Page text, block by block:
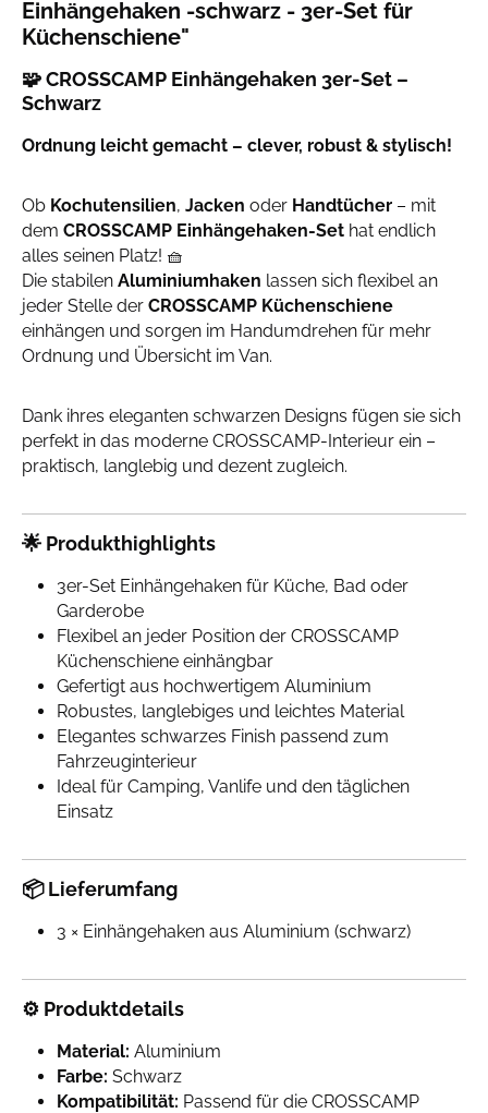
Einhängehaken -schwarz - 3er-Set für
Küchenschiene"
🧩 CROSSCAMP Einhängehaken 3er-Set –
Schwarz
Ordnung leicht gemacht – clever, robust & stylisch!
Ob Kochutensilien, Jacken oder Handtücher – mit
dem CROSSCAMP Einhängehaken-Set hat endlich
alles seinen Platz! 🧺
Die stabilen Aluminiumhaken lassen sich flexibel an
jeder Stelle der CROSSCAMP Küchenschiene
einhängen und sorgen im Handumdrehen für mehr
Ordnung und Übersicht im Van.
Dank ihres eleganten schwarzen Designs fügen sie sich
perfekt in das moderne CROSSCAMP-Interieur ein –
praktisch, langlebig und dezent zugleich.
🌟 Produkthighlights
3er-Set Einhängehaken für Küche, Bad oder
Garderobe
Flexibel an jeder Position der CROSSCAMP
Küchenschiene einhängbar
Gefertigt aus hochwertigem Aluminium
Robustes, langlebiges und leichtes Material
Elegantes schwarzes Finish passend zum
Fahrzeuginterieur
Ideal für Camping, Vanlife und den täglichen
Einsatz
📦 Lieferumfang
3 × Einhängehaken aus Aluminium (schwarz)
⚙️ Produktdetails
Material: Aluminium
Farbe: Schwarz
Kompatibilität: Passend für die CROSSCAMP